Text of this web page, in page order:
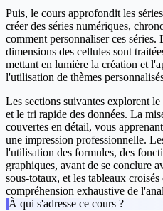
Puis, le cours approfondit les
créer des séries numériques,
comment personnaliser ces séries.
dimensions des cellules sont
mettant en lumière la création et
l'utilisation de thèmes
Les sections suivantes explorent
et le tri rapide des données. La
couvertes en détail, vous
une impression professionnelle.
l'utilisation des formules, des
graphiques, avant de se conclure
sous-totaux, et les tableaux
compréhension exhaustive de
À qui s'adresse ce cours ?